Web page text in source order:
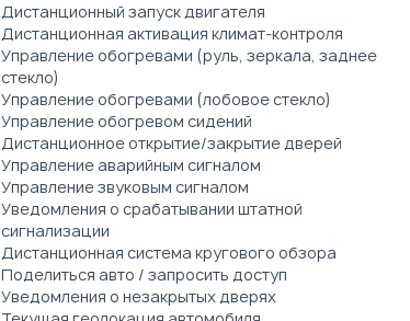
Дистанционный запуск двигателя
Дистанционная активация климат-контроля
Управление обогревами (руль, зеркала, заднее
стекло)
Управление обогревами (лобовое стекло)
Управление обогревом сидений
Дистанционное открытие/закрытие дверей
Управление аварийным сигналом
Управление звуковым сигналом
Уведомления о срабатывании штатной
сигнализации
Дистанционная система кругового обзора
Поделиться авто / запросить доступ
Уведомления о незакрытых дверях